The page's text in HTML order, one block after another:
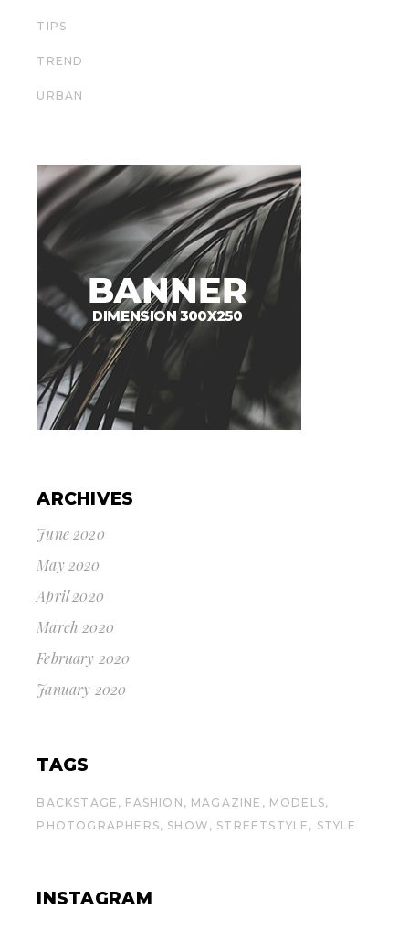
TIPS
TREND
URBAN
ARCHIVES
June 2020
May 2020
April 2020
March 2020
February 2020
January 2020
TAGS
BACKSTAGE FASHION MAGAZINE
MODELS
PHOTOGRAPHERS
SHOW STREETSTYLE STYLE
INSTAGRAM